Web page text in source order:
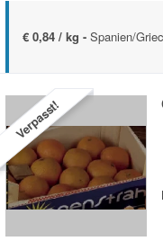
€ 0,84 / kg - Spanien/
Verpasst!